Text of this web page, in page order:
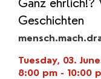
Ganz ehrlich!?
Geschichten
Tuesday, 03. June
8:00 pm - 10:00